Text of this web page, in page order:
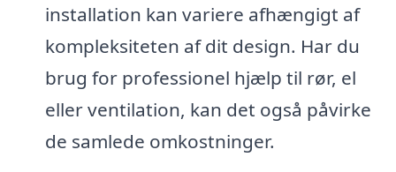
installation kan variere afhængigt af
kompleksiteten af dit design. Har du
brug for professionel hjælp til rør, el
eller ventilation, kan det også påvirke
de samlede omkostninger.